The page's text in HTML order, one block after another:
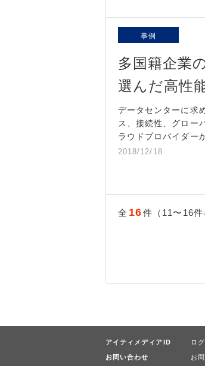
事例
多国籍企業
選んだ高性
データセンターに求
ス、接続性、グロー
ラウドプロバイダー
2018/12/18
全 16件（11〜16件
アイティメディアID ロ
お問い合わせ お